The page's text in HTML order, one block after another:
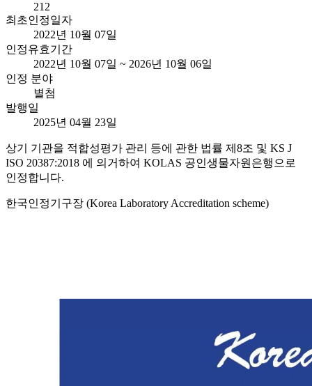
212
최초인정일자
2022년 10월 07일
인정유효기간
2022년 10월 07일 ~ 2026년 10월 06일
인정 분야
별첨
발행일
2025년 04월 23일
상기 기관을 적합성평가 관리 등에 관한 법률 제8조 및 KS J
ISO 20387:2018 에 의거하여 KOLAS 공인생물자원은행으로
인정합니다.
한국인정기구장 (Korea Laboratory Accreditation scheme)